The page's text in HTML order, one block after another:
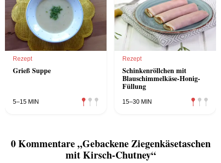
Rezept
Grieß Suppe
5–15 MIN
Rezept
Schinkenröllchen mit
Blauschimmelkäse-Honig-
Füllung
15–30 MIN
0 Kommentare „Gebackene Ziegenkäsetaschen
mit Kirsch-Chutney“